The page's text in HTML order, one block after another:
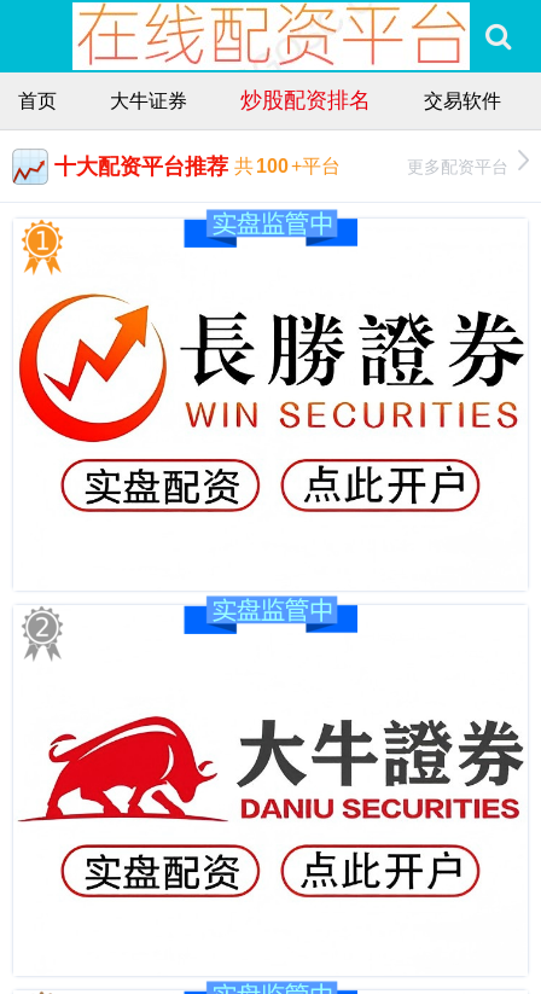
首页 大牛证券 炒股配资排名 交易软件
十大配资平台推荐 共100+平台 更多配资平台